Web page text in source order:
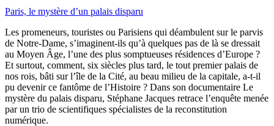
Paris, le mystère d’un palais disparu
Les promeneurs, touristes ou Parisiens qui déambulent sur le parvis
de Notre-Dame, s’imaginent-ils qu’à quelques pas de là se dressait
au Moyen Âge, l’une des plus somptueuses résidences d’Europe ?
Et surtout, comment, six siècles plus tard, le tout premier palais de
nos rois, bâti sur l’île de la Cité, au beau milieu de la capitale, a-t-il
pu devenir ce fantôme de l’Histoire ? Dans son documentaire Le
mystère du palais disparu, Stéphane Jacques retrace l’enquête menée
par un trio de scientifiques spécialistes de la reconstitution
numérique.